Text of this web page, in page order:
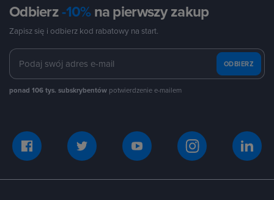
Odbierz-10%na pierwszy zakup
Zapisz się i odbierz kod rabatowy na start.
ODBIERZ
ponad 106 tys. subskrybentów potwierdzenie e-mailem